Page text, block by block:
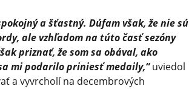
a šťastný. Dúfam však, že nie sú
ale vzhľadom na túto časť sezóny
priznať, že som sa obával, ako
mi podarilo priniesť medaily,“uviedol
a vyvrcholí na decembrových